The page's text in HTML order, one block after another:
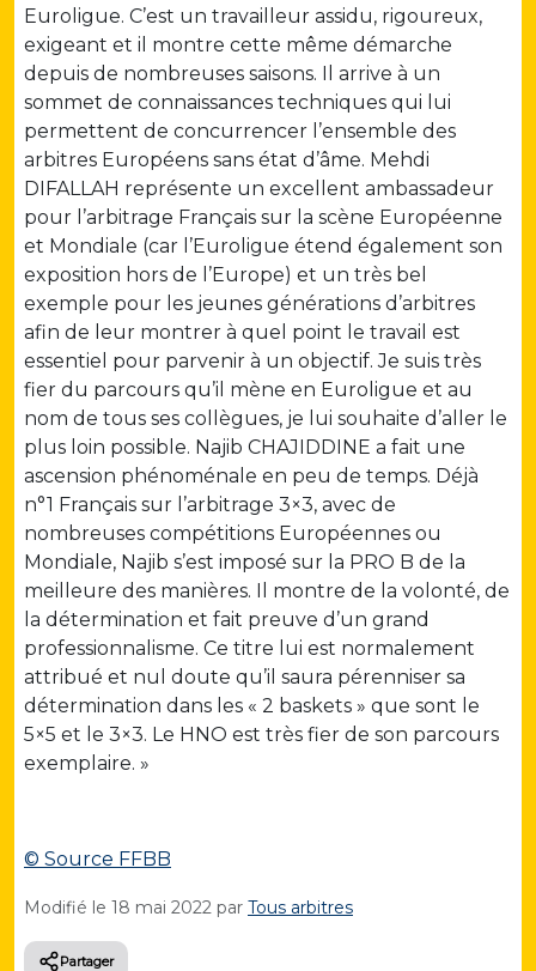
Euroligue. C’est un travailleur assidu, rigoureux,
exigeant et il montre cette même démarche
depuis de nombreuses saisons. Il arrive à un
sommet de connaissances techniques qui lui
permettent de concurrencer l’ensemble des
arbitres Européens sans état d’âme. Mehdi
DIFALLAH représente un excellent ambassadeur
pour l’arbitrage Français sur la scène Européenne
et Mondiale (car l’Euroligue étend également son
exposition hors de l’Europe) et un très bel
exemple pour les jeunes générations d’arbitres
afin de leur montrer à quel point le travail est
essentiel pour parvenir à un objectif. Je suis très
fier du parcours qu’il mène en Euroligue et au
nom de tous ses collègues, je lui souhaite d’aller le
plus loin possible. Najib CHAJIDDINE a fait une
ascension phénoménale en peu de temps. Déjà
n°1 Français sur l’arbitrage 3×3, avec de
nombreuses compétitions Européennes ou
Mondiale, Najib s’est imposé sur la PRO B de la
meilleure des manières. Il montre de la volonté, de
la détermination et fait preuve d’un grand
professionnalisme. Ce titre lui est normalement
attribué et nul doute qu’il saura pérenniser sa
détermination dans les « 2 baskets » que sont le
5×5 et le 3×3. Le HNO est très fier de son parcours
exemplaire. »
© Source FFBB
Modifié le 18 mai 2022 par Tous arbitres
Partager